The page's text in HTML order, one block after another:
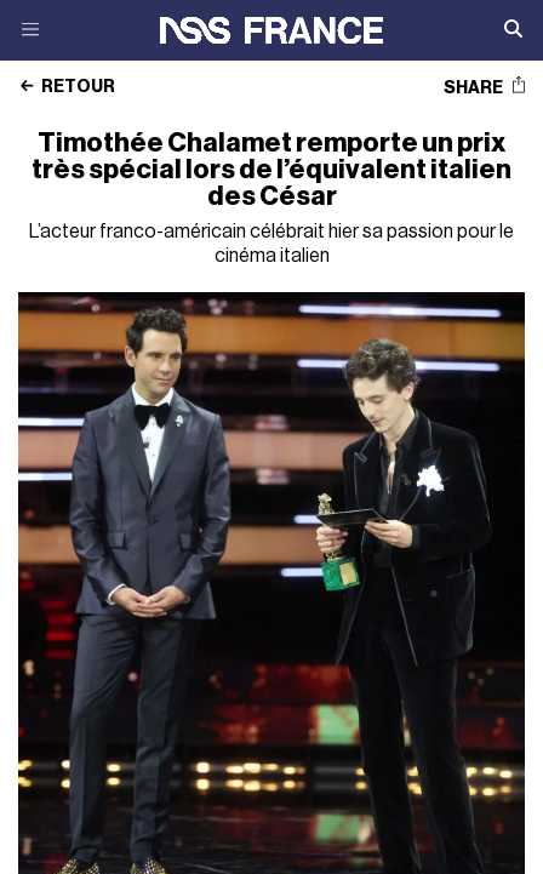
RETOUR SHARE
Timothée Chalamet remporte un prix
très spécial lors de l’équivalent italien
des César
L’acteur franco-américain célébrait hier sa passion pour le
cinéma italien